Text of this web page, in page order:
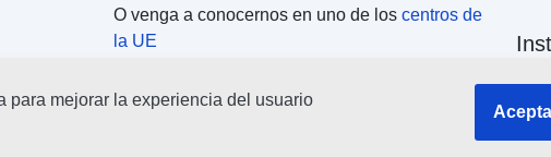
O venga a conocernos en uno de los centros de
la UE
para mejorar la experiencia del usuario